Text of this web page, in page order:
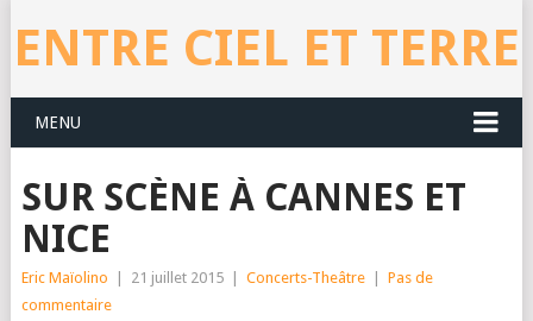
ENTRE CIEL ET TERRE
MENU
SUR SCÈNE À CANNES ET
NICE
Eric Maïolino 21 juillet 2015 Concerts-Theâtre
Pas de
commentaire